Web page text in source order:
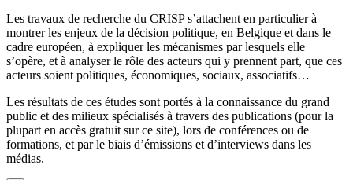
Les travaux de recherche du CRISP s’attachent en particulier à
montrer les enjeux de la décision politique, en Belgique et dans le
cadre européen, à expliquer les mécanismes par lesquels elle
s’opère, et à analyser le rôle des acteurs qui y prennent part, que ces
acteurs soient politiques, économiques, sociaux, associatifs…
Les résultats de ces études sont portés à la connaissance du grand
public et des milieux spécialisés à travers des publications (pour la
plupart en accès gratuit sur ce site), lors de conférences ou de
formations, et par le biais d’émissions et d’interviews dans les
médias.